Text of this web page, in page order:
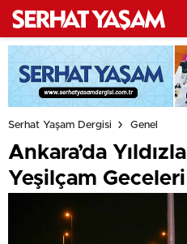
Serhat Yaşam Dergisi Genel
Ankara’da
Yeşilçam Geceleri